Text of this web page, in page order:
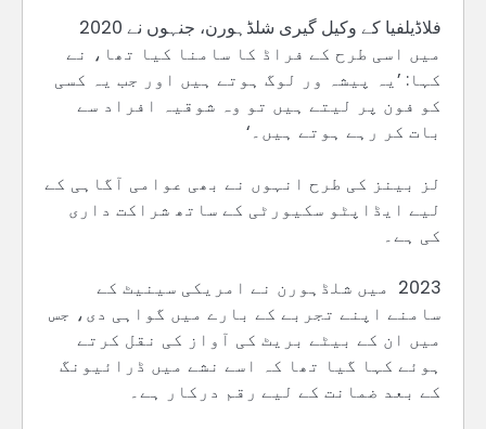
فلاڈیلفیا کے وکیل گیری شلڈہورن، جنہوں نے 2020
میں اسی طرح کے فراڈ کا سامنا کیا تھا، نے
کہا: ’یہ پیشہ ور لوگ ہوتے ہیں اور جب یہ کسی
کو فون پر لیتے ہیں تو وہ شوقیہ افراد سے
بات کر رہے ہوتے ہیں۔‘
لز بینز کی طرح انہوں نے بھی عوامی آگاہی کے
لیے ایڈاپٹو سکیورٹی کے ساتھ شراکت داری
کی ہے۔
2023 میں شلڈہورن نے امریکی سینیٹ کے
سامنے اپنے تجربے کے بارے میں گواہی دی، جس
میں ان کے بیٹے بریٹ کی آواز کی نقل کرتے
ہوئے کہا گیا تھا کہ اسے نشے میں ڈرائیونگ
کے بعد ضمانت کے لیے رقم درکار ہے۔